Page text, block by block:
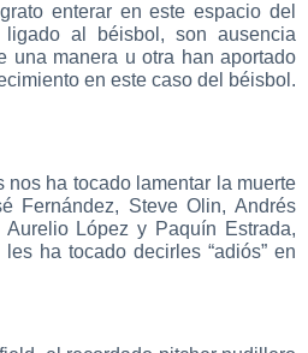
enterar en este espacio del
al béisbol, son ausencia
una manera u otra han aportado
en este caso del béisbol.
ha tocado lamentar la muerte
Fernández, Steve Olin, Andrés
Aurelio López y Paquín Estrada,
ha tocado decirles “adiós” en